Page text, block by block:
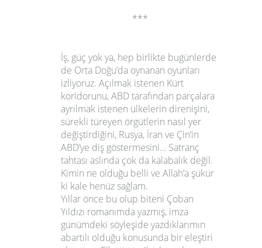
***
İş, güç yok ya, hep birlikte bugünlerde
de Orta Doğu’da oynanan oyunları
izliyoruz. Açılmak istenen Kürt
koridorunu, ABD tarafından parçalara
ayrılmak istenen ülkelerin direnişini,
sürekli türeyen örgütlerin nasıl yer
değiştirdiğini, Rusya, İran ve Çin‘in
ABD’ye diş göstermesini… Satranç
tahtası aslında çok da kalabalık değil.
Kimin ne olduğu belli ve Allah’a şükür
ki kale henüz sağlam.
Yıllar önce bu olup biteni Çoban
Yıldızı romanımda yazmış, imza
günümdeki söyleşide yazdıklarımın
abartılı olduğu konusunda bir eleştiri